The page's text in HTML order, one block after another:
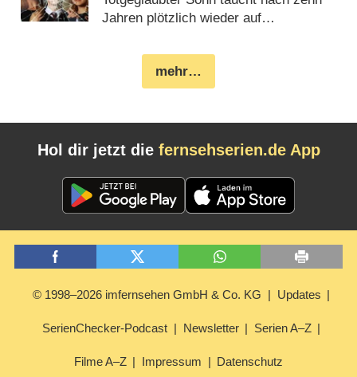
Jahren plötzlich wieder auf
mehr…
Hol dir jetzt die fernsehserien.de App
© 1998–2026 imfernsehen GmbH & Co. KG Updates
SerienChecker-Podcast Newsletter Serien A–Z
Filme A–Z Impressum Datenschutz